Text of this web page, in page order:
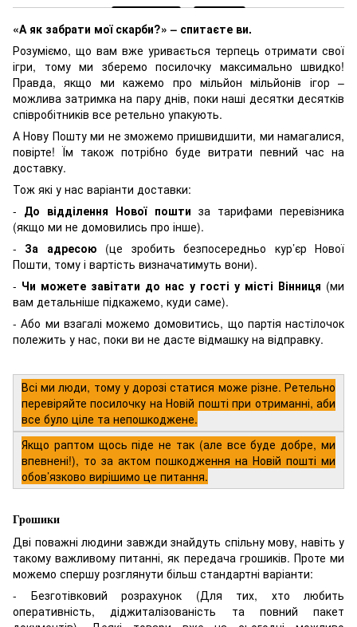
«А як забрати мої скарби?» – спитаєте ви.
Розуміємо, що вам вже уривається терпець отримати свої
ігри, тому ми зберемо посилочку максимально швидко!
Правда, якщо ми кажемо про мільйон мільйонів ігор –
можлива затримка на пару днів, поки наші десятки десятків
співробітників все ретельно упакують.
А Нову Пошту ми не зможемо пришвидшити, ми намагалися,
повірте! Їм також потрібно буде витрати певний час на
доставку.
Тож які у нас варіанти доставки:
- До відділення Нової пошти за тарифами перевізника
(якщо ми не домовились про інше).
- За адресою (це зробить безпосередньо кур’єр Нової
Пошти, тому і вартість визначатимуть вони).
- Чи можете завітати до нас у гості у місті Вінниця (ми
вам детальніше підкажемо, куди саме).
- Або ми взагалі можемо домовитись, що партія настілочок
полежить у нас, поки ви не дасте відмашку на відправку.
Всі ми люди, тому у дорозі статися може різне. Ретельно
перевіряйте посилочку на Новій пошті при отриманні, аби
все було ціле та непошкоджене.
Якщо раптом щось піде не так (але все буде добре, ми
впевнені!), то за актом пошкодження на Новій пошті ми
обов’язково вирішимо це питання.
Грошики
Дві поважні людини завжди знайдуть спільну мову, навіть у
такому важливому питанні, як передача грошиків. Проте ми
можемо спершу розглянути більш стандартні варіанти:
- Безготівковий розрахунок (Для тих, хто любить
оперативність, діджиталізованість та повний пакет